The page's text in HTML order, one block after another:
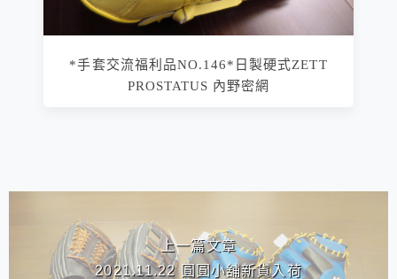
*手套交流福利品NO.146*日製硬式ZETT
PROSTATUS 內野密網
上一篇文章
2021.11.22 圓圓小舖新貨入荷